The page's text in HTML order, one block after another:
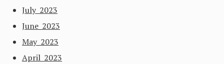
July 2023
June 2023
May 2023
April 2023